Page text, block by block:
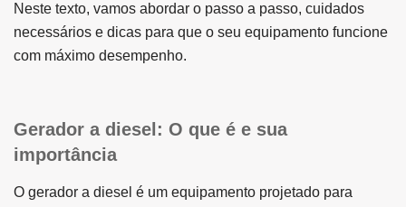
Neste texto, vamos abordar o passo a passo, cuidados
necessários e dicas para que o seu equipamento funcione
com máximo desempenho.
Gerador a diesel: O que é e sua
importância
O gerador a diesel é um equipamento projetado para